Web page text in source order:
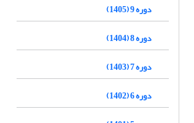
دوره 9 (1405)
دوره 8 (1404)
دوره 7 (1403)
دوره 6 (1402)